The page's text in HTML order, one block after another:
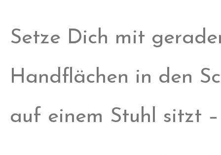
Setze Dich mit
Handflächen in den
auf einem Stuhl sitzt